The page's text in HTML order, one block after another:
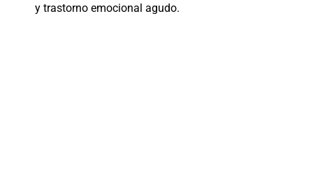
y trastorno emocional agudo.